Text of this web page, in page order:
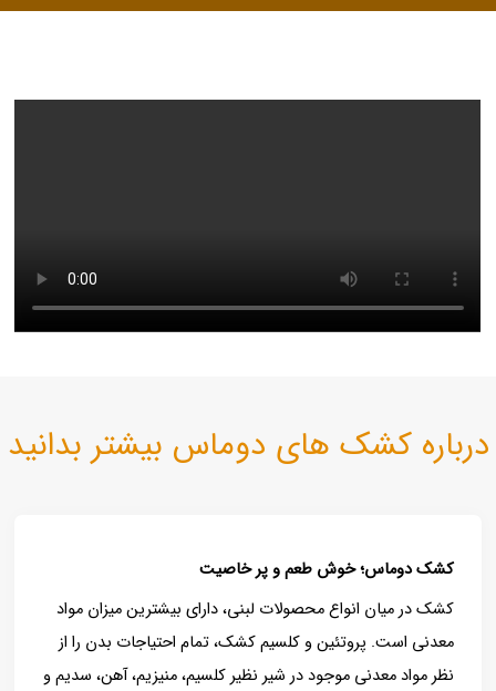
درباره کشک های دوماس بیشتر بدانید
کشک دوماس؛ خوش طعم و پر خاصیت
کشک در میان انواع محصولات لبنی، دارای بیشترین میزان مواد
معدنی است. پروتئین و کلسیم کشک، تمام احتیاجات بدن را از
نظر مواد معدنی موجود در شیر نظیر کلسیم، منیزیم، آهن، سدیم و